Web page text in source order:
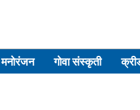
मनोरंजन गोवा संस्कृती